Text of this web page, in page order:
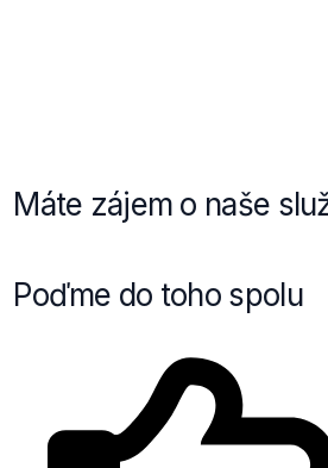
Máte zájem o naše
Poďme do toho spolu